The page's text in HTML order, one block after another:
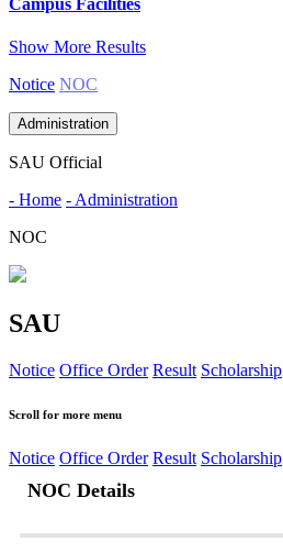
Campus Facilities
Show More Results
Notice NOC
Administration
SAU Official
- Home - Administration
NOC
SAU
Notice Office Order Result Scholarship
Scroll for more menu
Notice Office Order Result Scholarship
NOC Details